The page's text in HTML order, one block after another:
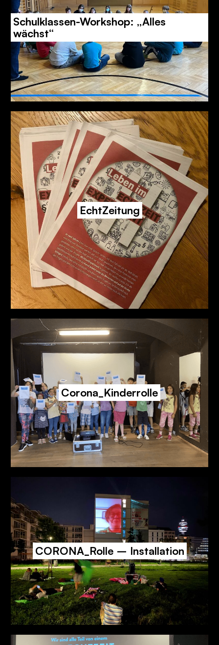
Schulklassen-Workshop: „Alles
wächst“
EchtZeitung
Corona_Kinderrolle
CORONA_Rolle – Installation